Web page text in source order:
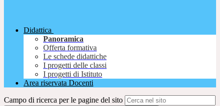
Didattica
Panoramica
Offerta formativa
Le schede didattiche
I progetti delle classi
I progetti di Istituto
Area riservata Docenti
Campo di ricerca per le pagine del sito